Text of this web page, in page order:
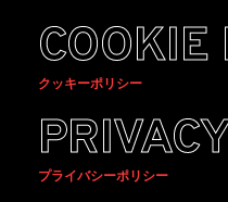
COOKIE
クッキーポリシー
プライバシーポリシー